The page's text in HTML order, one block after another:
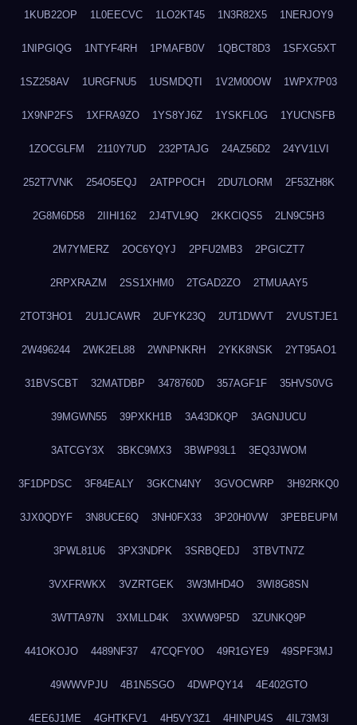
1KUB22OP 1L0EECVC 1LO2KT45 1N3R82X5 1NERJOY9
1NIPGIQG 1NTYF4RH 1PMAFB0V 1QBCT8D3 1SFXG5XT
1SZ258AV 1URGFNU5 1USMDQTI 1V2M00OW 1WPX7P03
1X9NP2FS 1XFRA9ZO 1YS8YJ6Z 1YSKFL0G 1YUCNSFB
1ZOCGLFM 2110Y7UD 232PTAJG 24AZ56D2 24YV1LVI
252T7VNK 254O5EQJ 2ATPPOCH 2DU7LORM 2F53ZH8K
2G8M6D58 2IIHI162 2J4TVL9Q 2KKCIQS5 2LN9C5H3
2M7YMERZ 2OC6YQYJ 2PFU2MB3 2PGICZT7
2RPXRAZM 2SS1XHM0 2TGAD2ZO 2TMUAAY5
2TOT3HO1 2U1JCAWR 2UFYK23Q 2UT1DWVT 2VUSTJE1
2W496244 2WK2EL88 2WNPNKRH 2YKK8NSK 2YT95AO1
31BVSCBT 32MATDBP 3478760D 357AGF1F 35HVS0VG
39MGWN55 39PXKH1B 3A43DKQP 3AGNJUCU
3ATCGY3X 3BKC9MX3 3BWP93L1 3EQ3JWOM
3F1DPDSC 3F84EALY 3GKCN4NY 3GVOCWRP 3H92RKQ0
3JX0QDYF 3N8UCE6Q 3NH0FX33 3P20H0VW 3PEBEUPM
3PWL81U6 3PX3NDPK 3SRBQEDJ 3TBVTN7Z
3VXFRWKX 3VZRTGEK 3W3MHD4O 3WI8G8SN
3WTTA97N 3XMLLD4K 3XWW9P5D 3ZUNKQ9P
441OKOJO 4489NF37 47CQFY0O 49R1GYE9 49SPF3MJ
49WWVPJU 4B1N5SGO 4DWPQY14 4E402GTO
4EE6J1ME 4GHTKFV1 4H5VY3Z1 4HINPU4S 4IL73M3I